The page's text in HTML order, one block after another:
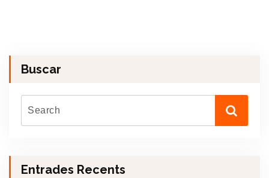
Buscar
Entrades Recents